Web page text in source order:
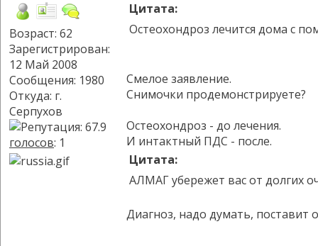
Возраст: 62
Зарегистрирован:
12 Май 2008
Сообщения: 1980
Откуда: г.
Серпухов
голосов: 1
Цитата:
Остеохондроз лечится дома с
Смелое заявление.
Снимочки продемонстрируете?
Остеохондроз - до лечения.
И интактный ПДС - после.
Цитата:
АЛМАГ убережет вас от долгих
Диагноз, надо думать, поставит